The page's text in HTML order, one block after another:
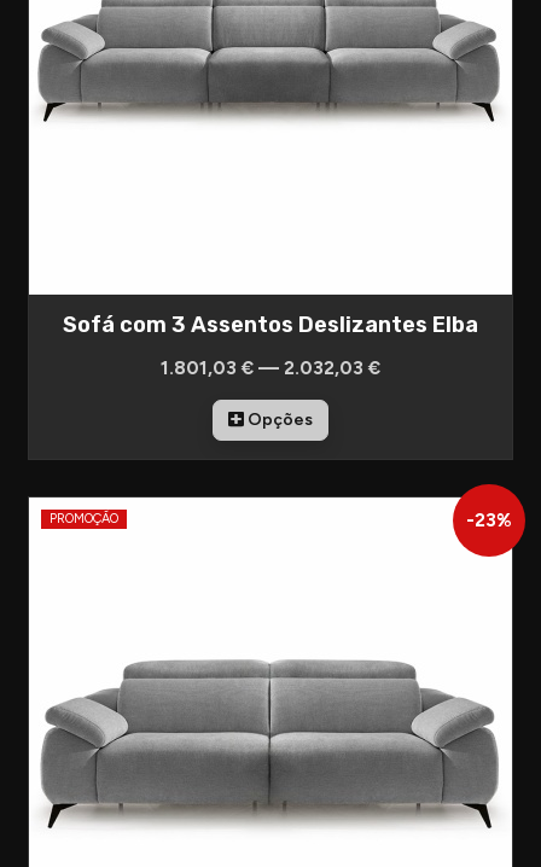
Sofá com 3 Assentos Deslizantes Elba
1.801,03 € — 2.032,03 €
Opções
-23%
PROMOÇÃO